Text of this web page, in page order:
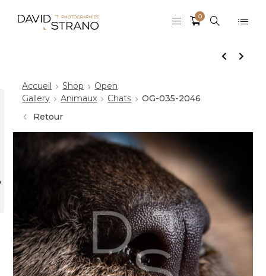
0
Accueil Shop
Open
Gallery
Animaux Chats
OG-035-2046
Retour